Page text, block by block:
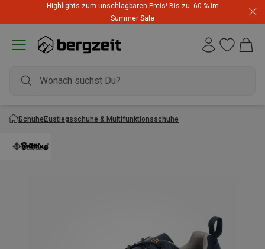
Highlights zum unschlagbaren Preis! Bis zu -60 % im
Summer Sale
SchuheZustiegsschuhe & Multifunktionsschuhe